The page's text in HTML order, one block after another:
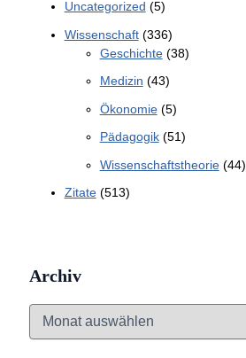
Uncategorized (5)
Wissenschaft(336)
Geschichte(38)
Medizin (43)
Ökonomie(5)
Pädagogik(51)
Wissenschaftstheorie(44)
Zitate(513)
Archiv